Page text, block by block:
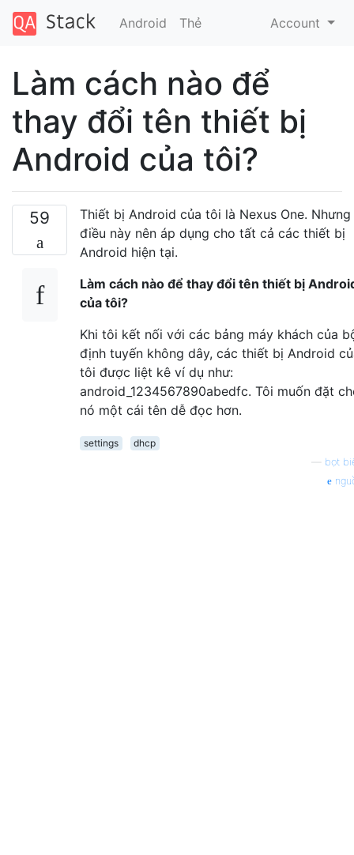
Android Thẻ Account
Làm cách nào để
thay đổi tên thiết bị
Android của tôi?
59
Thiết bị Android của tôi là Nexus One. Nhưng
điều này nên áp dụng cho tất cả các thiết bị
Android hiện tại.
Làm cách nào để thay đổi tên thiết bị
của tôi?
Khi tôi kết nối với các bảng máy khách của
định tuyến không dây, các thiết bị Android
tôi được liệt kê ví dụ như:
android_1234567890abedfc. Tôi muốn đặt
nó một cái tên dễ đọc hơn.
settings
dhcp
bọt